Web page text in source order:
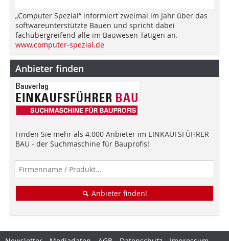
„Computer Spezial“ informiert zweimal im Jahr über das
softwareunterstützte Bauen und spricht dabei
fachübergreifend alle im Bauwesen Tätigen an.
www.computer-spezial.de
Anbieter finden
Finden Sie mehr als 4.000 Anbieter im EINKAUFSFÜHRER
BAU - der Suchmaschine für Bauprofis!
Anbieter finden!